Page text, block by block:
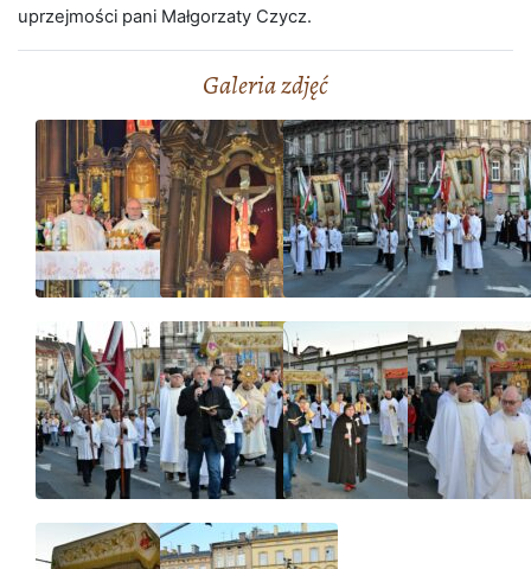
uprzejmości pani Małgorzaty Czycz.
Galeria zdjęć